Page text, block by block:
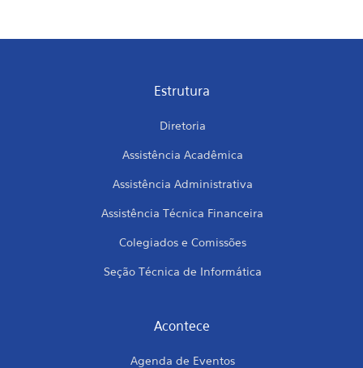
Estrutura
Diretoria
Assistência Acadêmica
Assistência Administrativa
Assistência Técnica Financeira
Colegiados e Comissões
Seção Técnica de Informática
Acontece
Agenda de Eventos